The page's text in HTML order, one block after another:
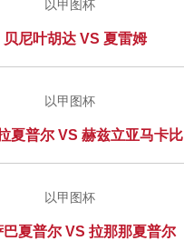
以甲图杯
贝尼叶胡达 VS 夏雷姆
以甲图杯
夏普尔 VS 赫兹立亚马卡比
以甲图杯
巴夏普尔 VS 拉那那夏普尔